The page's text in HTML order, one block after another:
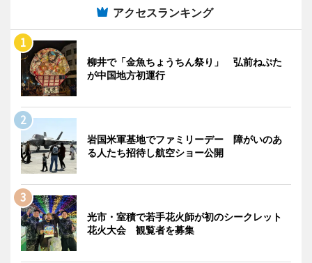
アクセスランキング
柳井で「金魚ちょうちん祭り」 弘前ねぷた
が中国地方初運行
岩国米軍基地でファミリーデー 障がいのあ
る人たち招待し航空ショー公開
光市・室積で若手花火師が初のシークレット
花火大会 観覧者を募集